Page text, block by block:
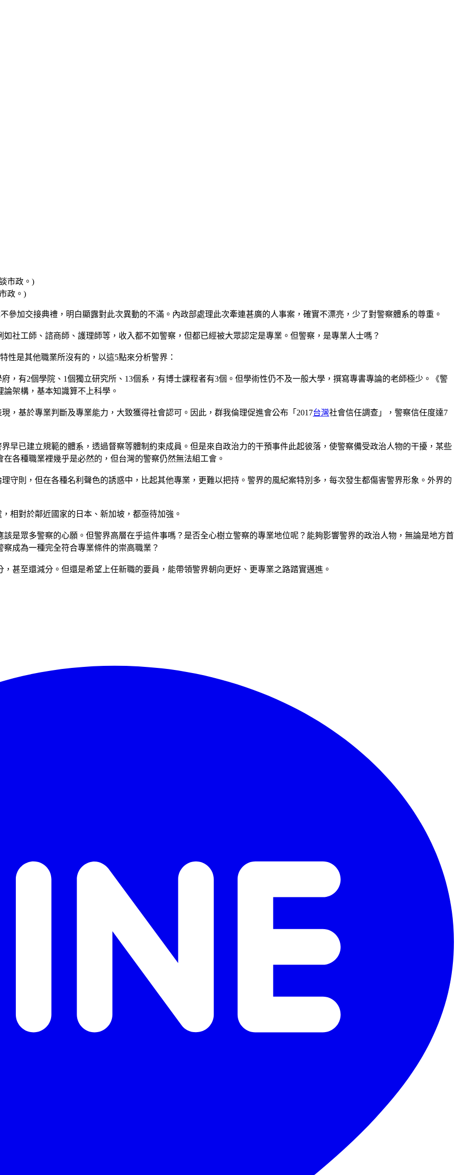
政。)
參加交接典禮，明白顯露對此次異動的不滿。內政部處理此次牽連甚廣的人事案，確實不漂亮，少了對警察體系的尊重。
社工師、諮商師、護理師等，收入都不如警察，但都已經被大眾認定是專業。但警察，是專業人士嗎？
性是其他職業所沒有的，以這5點來分析警界：
，有2個學院、1個獨立研究所、13個系，有博士課程者有3個。但學術性仍不及一般大學，撰寫專書專論的老師極少。《警
架構，基本知識算不上科學。
，基於專業判斷及專業能力，大致獲得社會認可。因此，群我倫理促進會公布「2017台灣社會信任調查」，警察信任度達7
早已建立規範的體系，透過督察等體制約束成員。但是來自政治力的干預事件此起彼落，使警察備受政治人物的干擾，某些
各種職業裡幾乎是必然的，但台灣的警察仍然無法組工會。
守則，但在各種名利聲色的誘惑中，比起其他專業，更難以把持。警界的風紀案特別多，每次發生都傷害警界形象。外界的
相對於鄰近國家的日本、新加坡，都亟待加強。
是眾多警察的心願。但警界高層在乎這件事嗎？是否全心樹立警察的專業地位呢？能夠影響警界的政治人物，無論是地方首
成為一種完全符合專業條件的崇高職業？
甚至還減分。但還是希望上任新職的要員，能帶領警界朝向更好、更專業之路踏實邁進。